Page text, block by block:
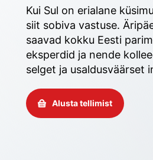
Kui Sul on erialane
siit sobiva vastuse.
saavad kokku Eesti
eksperdid ja nende
selget ja usaldusväärset
Alusta tellimist